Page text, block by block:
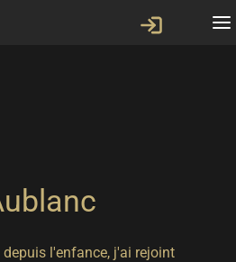
l'enfance, j'ai rejoint